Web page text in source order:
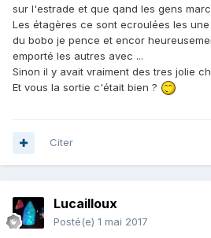
sur l'estrade et que qand les gens
Les étagères ce sont ecroulées les
du bobo je pence et encor
emporté les autres avec ...
Sinon il y avait vraiment des tres jolie
Et vous la sortie c'était bien ?
Citer
Lucailloux
Posté(e) 1 mai 2017